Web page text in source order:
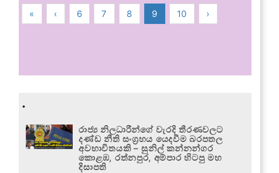
« ‹ 6 7 8 9 10 ›
.
රාජ්‍ය නිලධාරීන්ගේ වැරදි තීරණවලට
දණ්ඩ නීති සංග්‍රහය යෙදවීම බරපතල
අවභාවිතයකි – සුනිල් කන්නන්ගර
කොළඹ, රත්නපුර, අම්පාර හිටපු මහ
දිසාපති